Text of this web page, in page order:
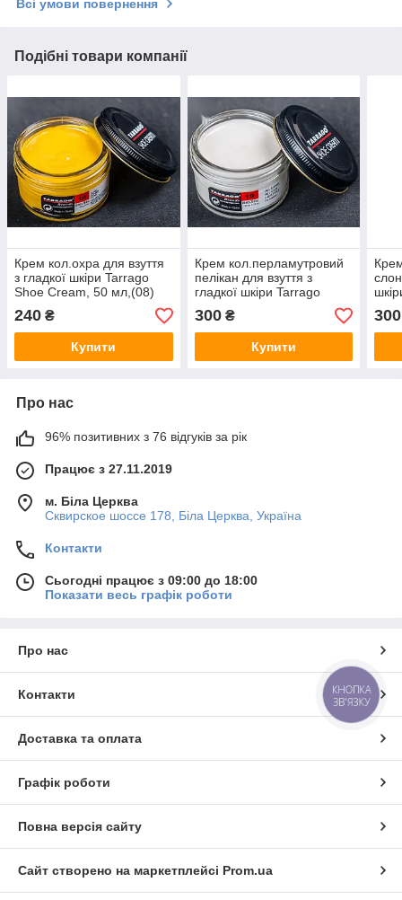
Всі умови повернення
Подібні товари компанії
Крем кол.охра для взуття
з гладкої шкіри Tarrago
Shoe Cream, 50 мл,(08)
240 ₴
Купити
Крем кол.перламутровий
пелікан для взуття з
гладкої шкіри Tarrago
Shoe Cream, 50 мл, (719)
300₴
Купити
300
Про нас
96% позитивних з 76 відгуків за рік
Працює з 27.11.2019
м. Біла Церква
Сквирское шоссе 178, Біла Церква, Україна
Контакти
Сьогодні працює з 09:00 до 18:00
Показати весь графік роботи
Про нас
Контакти
Доставка та оплата
Графік роботи
Повна версія сайту
Сайт створено на маркетплейсі Prom.ua
КНОПКА
ЗВ'ЯЗКУ